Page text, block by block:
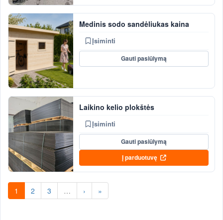
Medinis sodo sandėliukas kaina
Įsiminti
Gauti pasiūlymą
Laikino kelio plokštės
Įsiminti
Gauti pasiūlymą
Į parduotuvę
1 2 3 … › »